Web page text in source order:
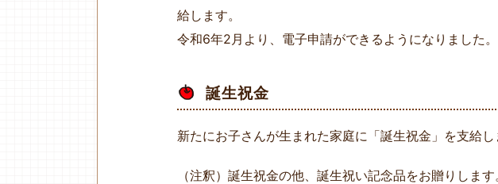
給します。
令和6年2月より、電子申請ができるようになりました。
誕生祝金
新たにお子さんが生まれた家庭に「誕生祝金」を支給し
（注釈）誕生祝金の他、誕生祝い記念品をお贈りしま